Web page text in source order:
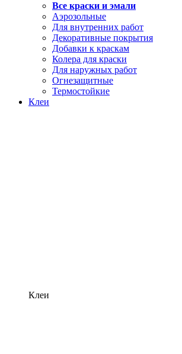
Все краски и эмали
Аэрозольные
Для внутренних работ
Декоративные покрытия
Добавки к краскам
Колера для краски
Для наружных работ
Огнезащитные
Термостойкие
Клеи
Клеи